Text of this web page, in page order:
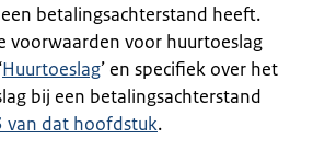
betalingsachterstand heeft.
voorwaarden voor huurtoeslag
Huurtoeslag’ en specifiek over het
bij een betalingsachterstand
van dat hoofdstuk.